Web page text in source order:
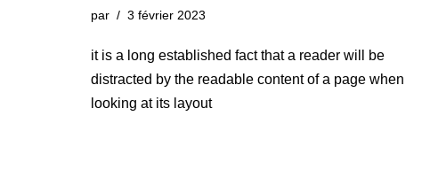
par 3 février 2023
it is a long established fact that a reader will be
distracted by the readable content of a page when
looking at its layout